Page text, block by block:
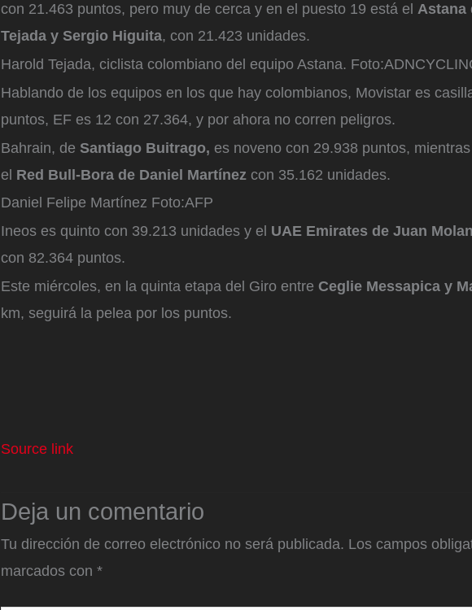
con 21.463 puntos, pero muy de cerca y en el puesto 19 está el Astana
Tejada y Sergio Higuita, con 21.423 unidades.
Harold Tejada, ciclista colombiano del equipo Astana. Foto:
Hablando de los equipos en los que hay colombianos, Movistar es
puntos, EF es 12 con 27.364, y por ahora no corren peligros.
Bahrain, de Santiago Buitrago, es noveno con 29.938 puntos,
el Red Bull-Bora de Daniel Martínez con 35.162 unidades.
Daniel Felipe Martínez Foto:AFP
Ineos es quinto con 39.213 unidades y el UAE Emirates de Juan
con 82.364 puntos.
Este miércoles, en la quinta etapa del Giro entre Ceglie Messapica y
km, seguirá la pelea por los puntos.
Source link
Deja un comentario
Tu dirección de correo electrónico no será publicada. Los campos
marcados con *